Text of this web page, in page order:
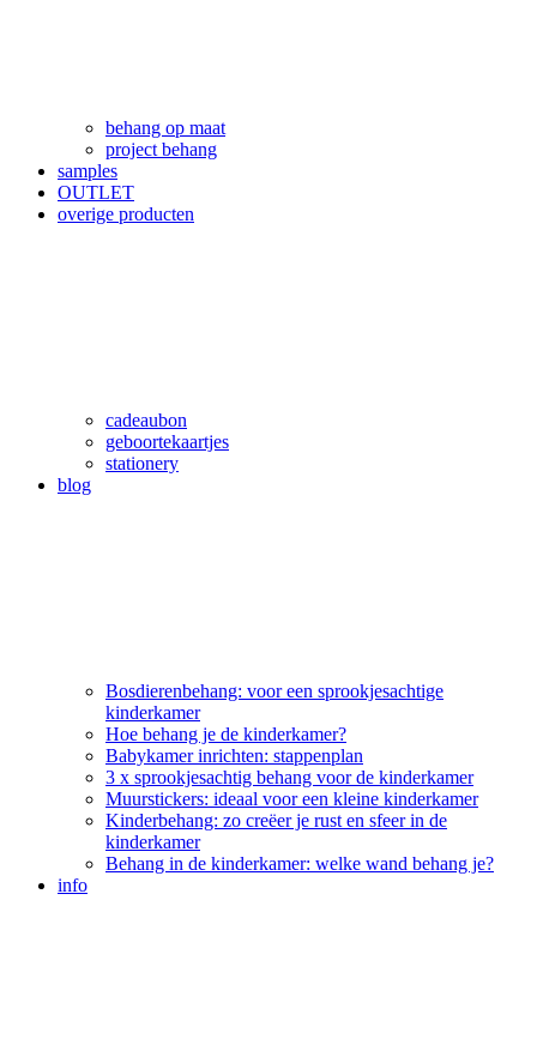
behang op maat
project behang
samples
OUTLET
overige producten
cadeaubon
geboortekaartjes
stationery
blog
Bosdierenbehang: voor een sprookjesachtige
kinderkamer
Hoe behang je de kinderkamer?
Babykamer inrichten: stappenplan
3 x sprookjesachtig behang voor de kinderkamer
Muurstickers: ideaal voor een kleine kinderkamer
Kinderbehang: zo creëer je rust en sfeer in de
kinderkamer
Behang in de kinderkamer: welke wand behang je?
info